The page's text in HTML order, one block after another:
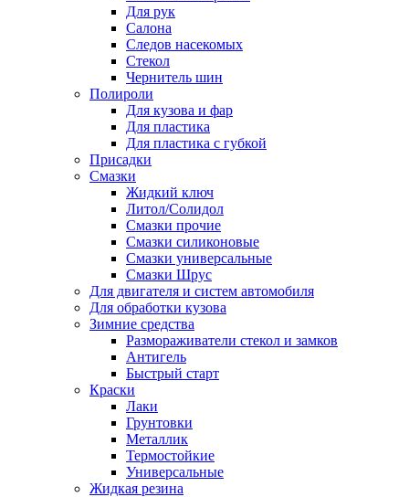
Для рук
Салона
Следов насекомых
Стекол
Чернитель шин
Полироли
Для кузова и фар
Для пластика
Для пластика с губкой
Присадки
Смазки
Жидкий ключ
Литол/Солидол
Смазки прочие
Смазки силиконовые
Смазки универсальные
Смазки Шрус
Для двигателя и систем автомобиля
Для обработки кузова
Зимние средства
Размораживатели стекол и замков
Антигель
Быстрый старт
Краски
Лаки
Грунтовки
Металлик
Термостойкие
Универсальные
Жидкая резина